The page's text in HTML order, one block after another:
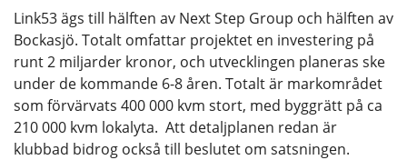
Link53 ägs till hälften av Next Step Group och hälften av
Bockasjö. Totalt omfattar projektet en investering på
runt 2 miljarder kronor, och utvecklingen planeras ske
under de kommande 6-8 åren. Totalt är markområdet
som förvärvats 400 000 kvm stort, med byggrätt på ca
210 000 kvm lokalyta. Att detaljplanen redan är
klubbad bidrog också till beslutet om satsningen.